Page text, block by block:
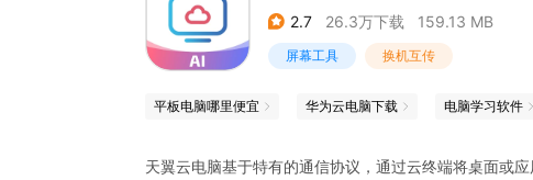
2.7 26.3万下载 159.13 MB
屏幕工具 换机互传
平板电脑哪里便宜 华为云电脑下载 电脑学习软件
天翼云电脑基于特有的通信协议，通过云终端将桌面或